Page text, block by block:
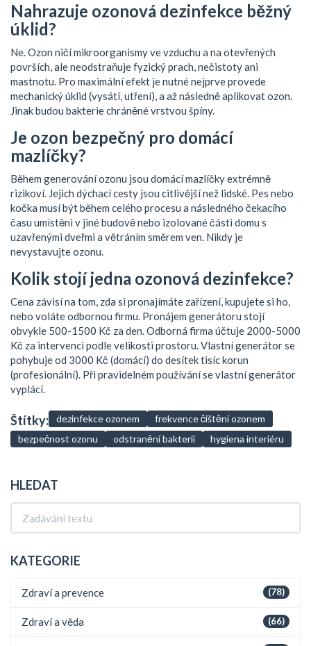
Nahrazuje ozonová dezinfekce běžný
úklid?
Ne. Ozon ničí mikroorganismy ve vzduchu a na otevřených
površích, ale neodstraňuje fyzický prach, nečistoty ani
mastnotu. Pro maximální efekt je nutné nejprve provede
mechanický úklid (vysátí, utření), a až následně aplikovat ozon.
Jinak budou bakterie chráněné vrstvou špíny.
Je ozon bezpečný pro domácí
mazlíčky?
Během generování ozonu jsou domácí mazlíčky extrémně
rizikoví. Jejich dýchací cesty jsou citlivější než lidské. Pes nebo
kočka musí být během celého procesu a následného čekacího
času umístěni v jiné budově nebo izolované části domu s
uzavřenými dveřmi a větráním směrem ven. Nikdy je
nevystavujte ozonu.
Kolik stojí jedna ozonová dezinfekce?
Cena závisí na tom, zda si pronajímáte zařízení, kupujete si ho,
nebo voláte odbornou firmu. Pronájem generátoru stojí
obvykle 500-1500 Kč za den. Odborná firma účtuje 2000-5000
Kč za intervenci podle velikosti prostoru. Vlastní generátor se
pohybuje od 3000 Kč (domácí) do desítek tisíc korun
(profesionální). Při pravidelném používání se vlastní generátor
vyplácí.
Štítky: dezinfekce ozonem
frekvence čištění ozonem
bezpečnost ozonu
odstranění bakterií hygiena interiéru
HLEDAT
KATEGORIE
(78)
Zdraví a prevence
(66)
Zdraví a věda